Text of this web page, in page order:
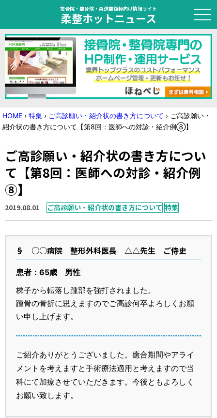
接骨院・整骨院・柔道整復師向け情報サイト
柔整ホットニュース
HOME
トピック
ニュース
国家試験対策
学会・セミナー情報
運営元 お問い合わせ
HOME › 特集 › ご高診願い・紹介状の書き方について › ご高診願い・
紹介状の書き方について【第8回：医師への対診・紹介例⑧】
ご高診願い・紹介状の書き方につい
て【第8回：医師への対診・紹介例
⑧】
2019.08.01 ご高診願い・紹介状の書き方について 特集
§ ○○病院 整形外科医長 △△先生 ご侍史
患者：65歳 男性
梯子から転落し踵部を強打されました。
踵骨の骨折に思えますのでご高診何卒よろしくお願
い申し上げます。
ご紹介ありがとうございました。癒合期間やアライ
メントを考えますと手術療法適用と考えますので当
科にて加療させていただきます。今後ともよろしく
お願い致します。